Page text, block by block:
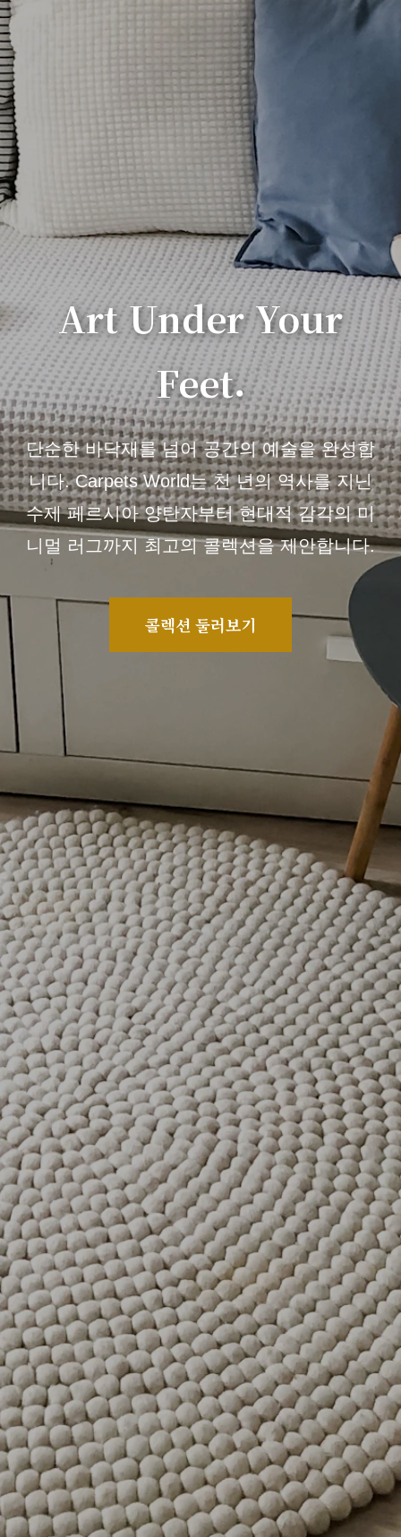
Art Under Your
Feet.
단순한 바닥재를 넘어 공간의 예술을 완성합
니다. Carpets World는 천 년의 역사를 지닌
수제 페르시아 양탄자부터 현대적 감각의 미
니멀 러그까지 최고의 콜렉션을 제안합니다.
콜렉션 둘러보기